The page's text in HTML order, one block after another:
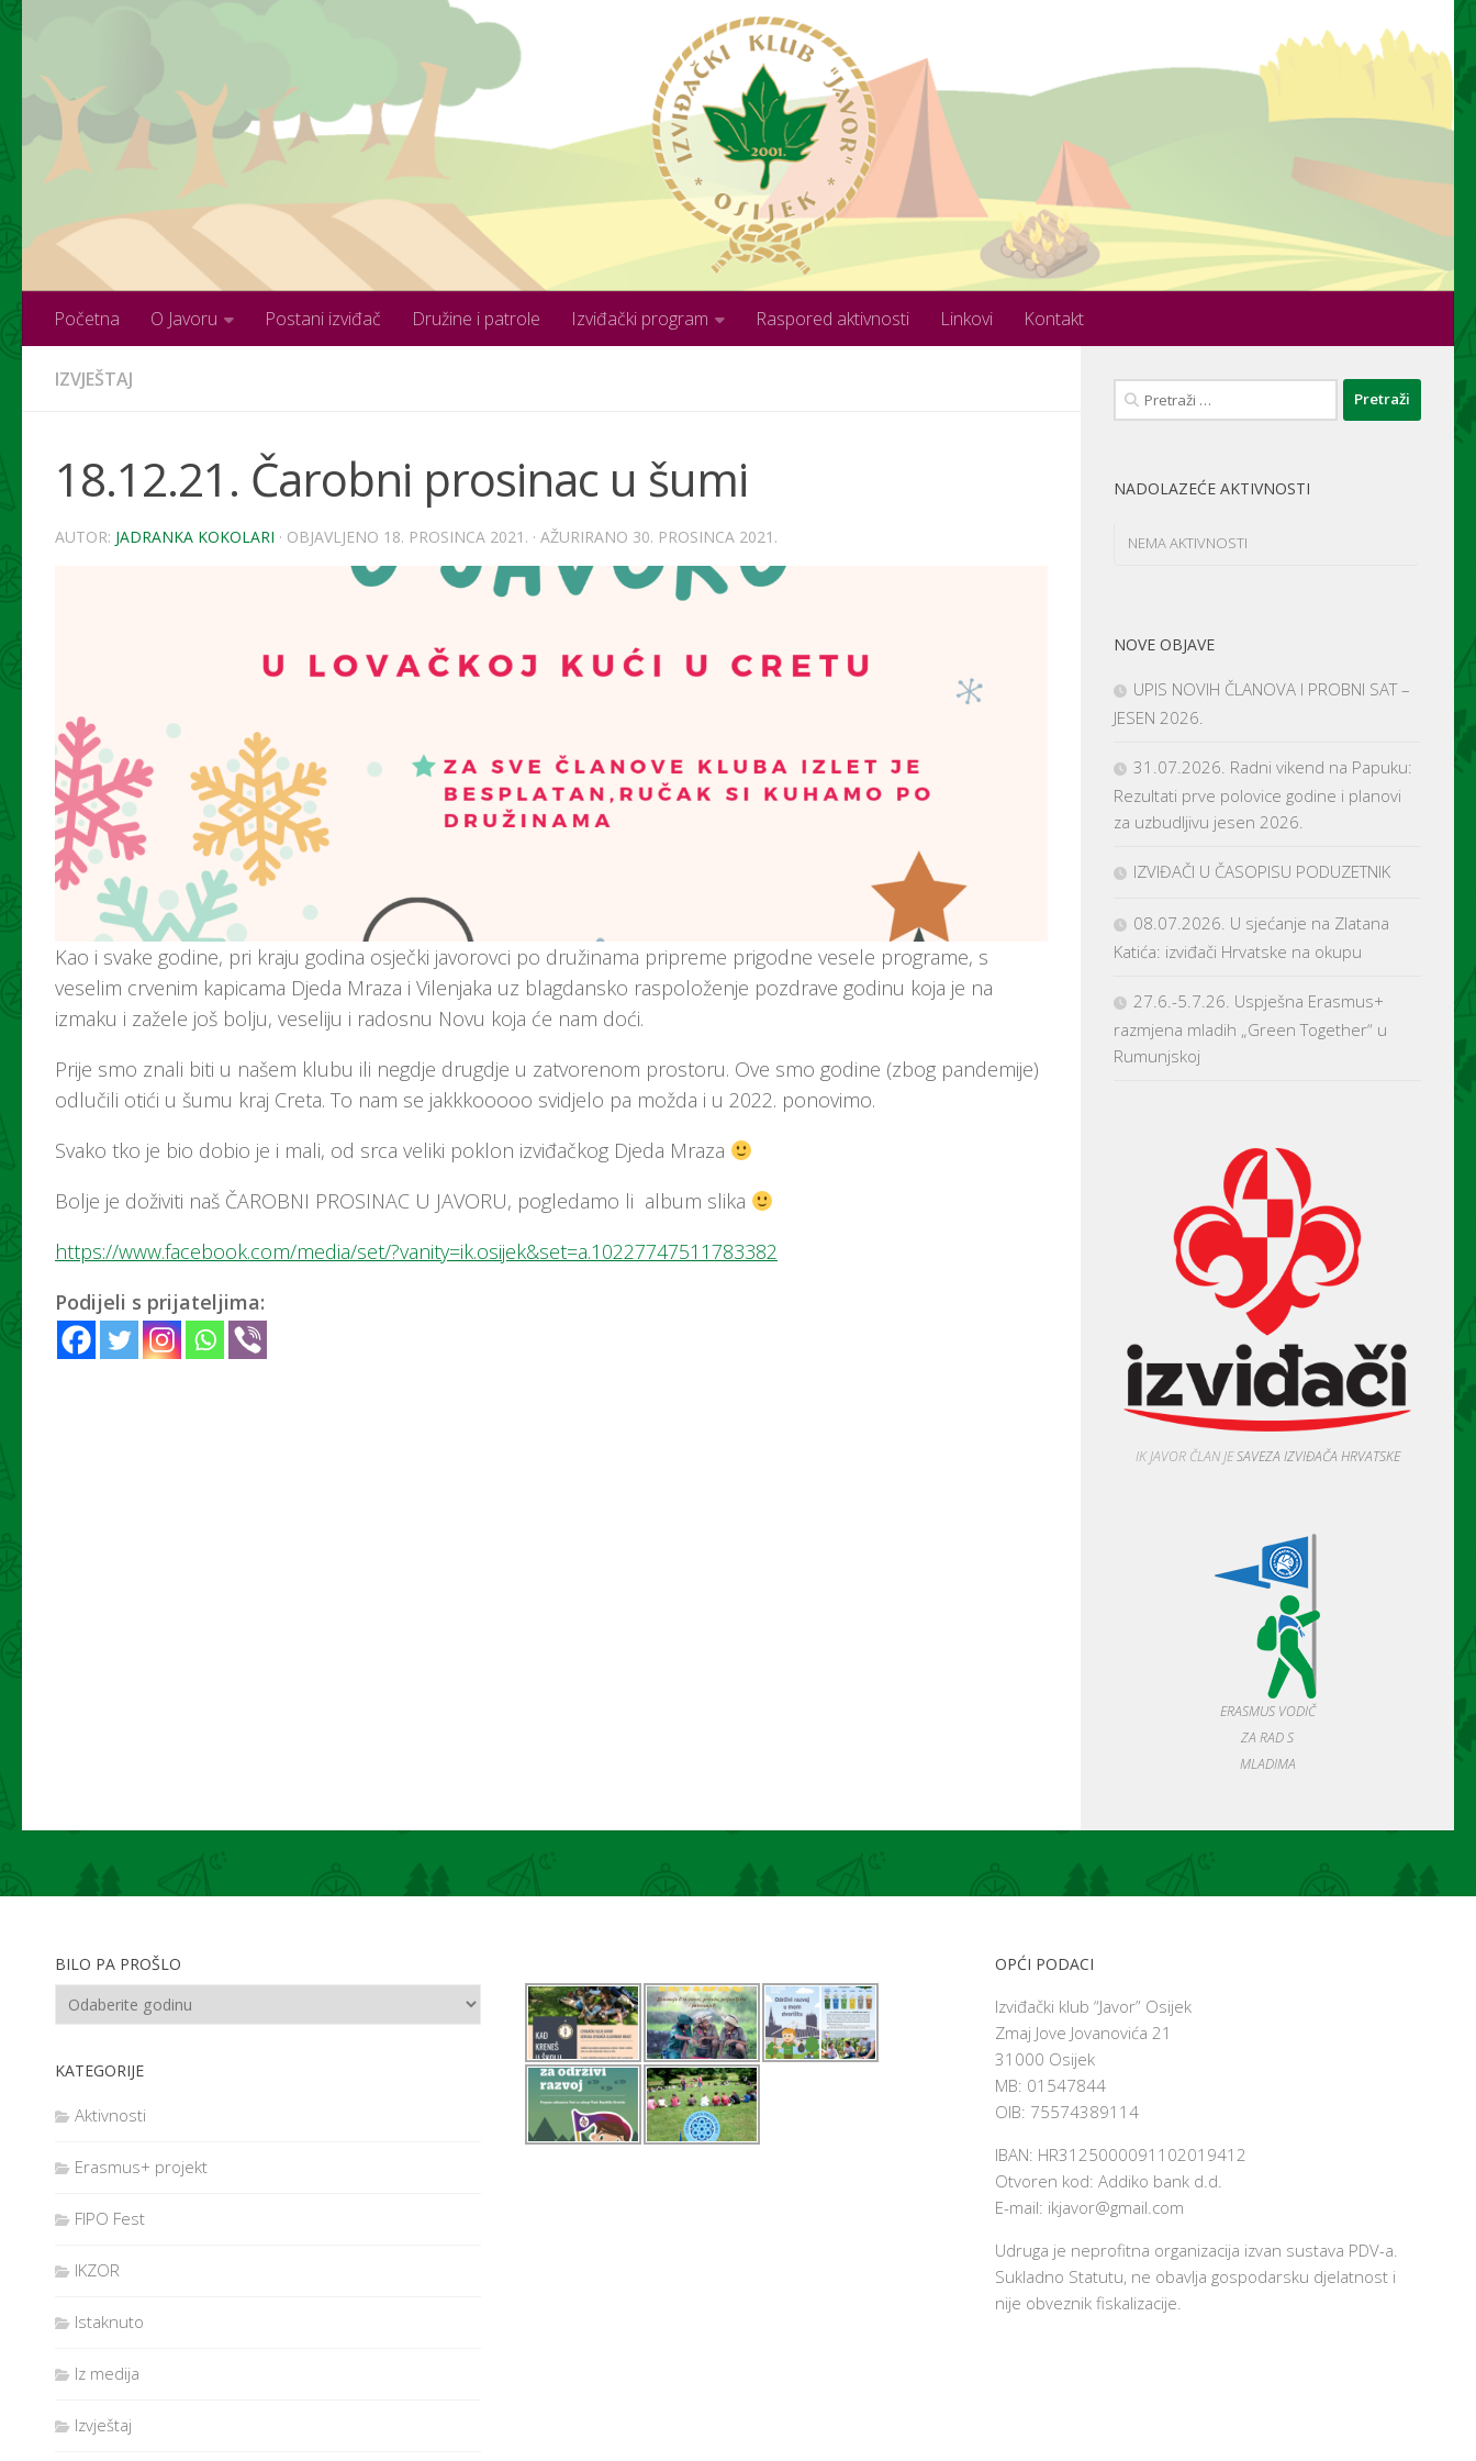
Početna O Javoru Postani izviđač Družine i patrole Izviđački program Raspored aktivnosti Linkovi Kontakt
IZVJEŠTAJ
18.12.21. Čarobni prosinac u šumi
AUTOR: JADRANKA KOKOLARI · OBJAVLJENO 18. PROSINCA 2021. · AŽURIRANO 30. PROSINCA 2021.
Kao i svake godine, pri kraju godina osječki javorovci po družinama pripreme prigodne vesele programe, s
veselim crvenim kapicama Djeda Mraza i Vilenjaka uz blagdansko raspoloženje pozdrave godinu koja je na
izmaku i zažele još bolju, veseliju i radosnu Novu koja će nam doći.
Prije smo znali biti u našem klubu ili negdje drugdje u zatvorenom prostoru. Ove smo godine (zbog pandemije)
odlučili otići u šumu kraj Creta. To nam se jakkkooooo svidjelo pa možda i u 2022. ponovimo.
Svako tko je bio dobio je i mali, od srca veliki poklon izviđačkog Djeda Mraza
Bolje je doživiti naš ČAROBNI PROSINAC U JAVORU, pogledamo li album slika
https://www.facebook.com/media/set/?vanity=ik.osijek&set=a.10227747511783382
Podijeli s prijateljima:
Pretraži:
NADOLAZEĆE AKTIVNOSTI
NEMA AKTIVNOSTI
NOVE OBJAVE
UPIS NOVIH ČLANOVA I PROBNI SAT –
JESEN 2026.
31.07.2026. Radni vikend na Papuku:
Rezultati prve polovice godine i planovi
za uzbudljivu jesen 2026.
IZVIĐAČI U ČASOPISU PODUZETNIK
08.07.2026. U sjećanje na Zlatana
Katića: izviđači Hrvatske na okupu
27.6.-5.7.26. Uspješna Erasmus+
razmjena mladih „Green Together“ u
Rumunjskoj
IK JAVOR ČLAN JESAVEZA IZVIĐAČA HRVATSKE
ERASMUS VODIČ
ZA RAD S
MLADIMA
BILO PA PROŠLO
KATEGORIJE
Aktivnosti
Erasmus+ projekt
FIPO Fest
IKZOR
Istaknuto
Iz medija
Izvještaj
OPĆI PODACI
Izviđački klub “Javor” Osijek
Zmaj Jove Jovanovića 21
31000 Osijek
MB: 01547844
OIB: 75574389114
IBAN: HR3125000091102019412
Otvoren kod: Addiko bank d.d.
E-mail: ikjavor@gmail.com
Udruga je neprofitna organizacija izvan sustava PDV-a.
Sukladno Statutu, ne obavlja gospodarsku djelatnost i
nije obveznik fiskalizacije.